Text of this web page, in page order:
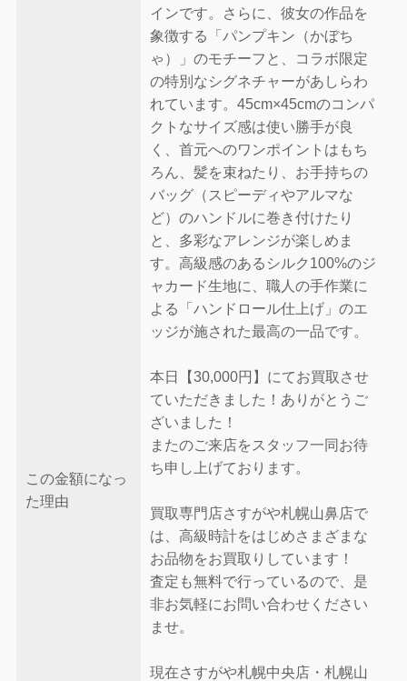
この金額になっ
た理由
インです。さらに、彼女の作品を
象徴する「パンプキン（かぼち
ゃ）」のモチーフと、コラボ限定
の特別なシグネチャーがあしらわ
れています。45cm×45cmのコンパ
クトなサイズ感は使い勝手が良
く、首元へのワンポイントはもち
ろん、髪を束ねたり、お手持ちの
バッグ（スピーディやアルマな
ど）のハンドルに巻き付けたり
と、多彩なアレンジが楽しめま
す。高級感のあるシルク100%のジ
ャカード生地に、職人の手作業に
よる「ハンドロール仕上げ」のエ
ッジが施された最高の一品です。
本日【30,000円】にてお買取させ
ていただきました！ありがとうご
ざいました！
またのご来店をスタッフ一同お待
ち申し上げております。
買取専門店さすがや札幌山鼻店で
は、高級時計をはじめさまざまな
お品物をお買取りしています！
査定も無料で行っているので、是
非お気軽にお問い合わせください
ませ。
現在さすがや札幌中央店・札幌山